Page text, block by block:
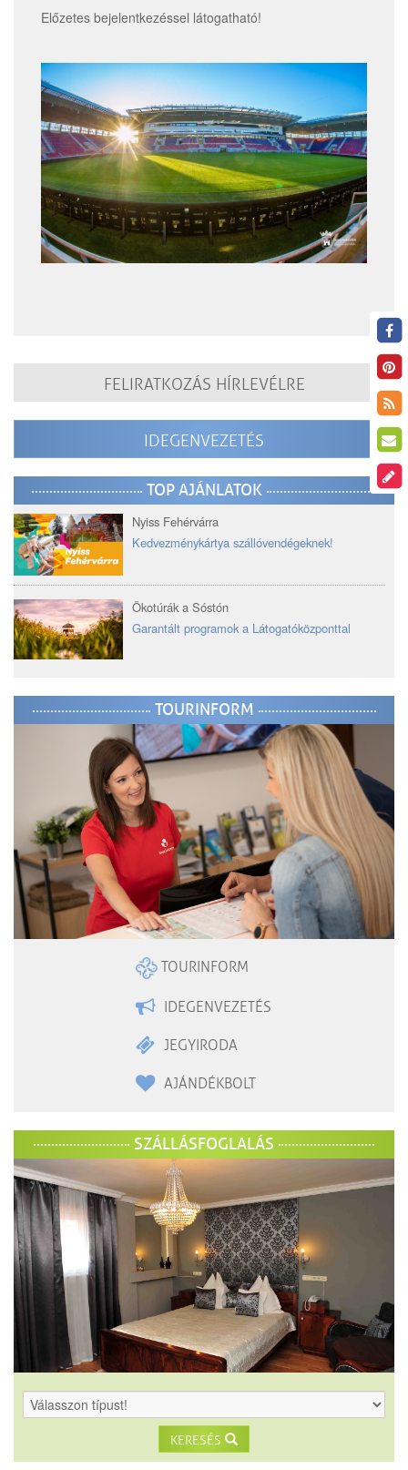
Előzetes bejelentkezéssel látogatható!
FELIRATKOZÁS HÍRLEVÉLRE
IDEGENVEZETÉS
TOP AJÁNLATOK
Nyiss Fehérvárra
Kedvezménykártya szállóvendégeknek!
Ökotúrák a Sóstón
Garantált programok a Látogatóközponttal
TOURINFORM
TOURINFORM
IDEGENVEZETÉS
JEGYIRODA
AJÁNDÉKBOLT
SZÁLLÁSFOGLALÁS
KERESÉS